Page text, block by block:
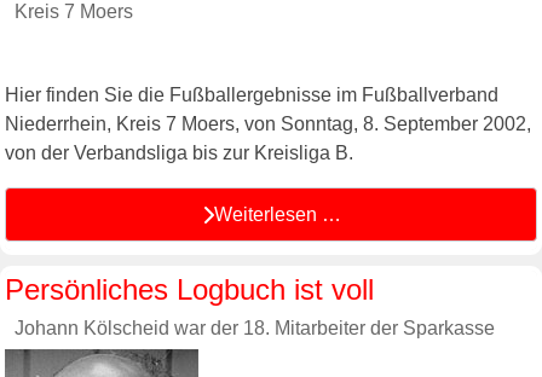
Kreis 7 Moers
Hier finden Sie die Fußballergebnisse im Fußballverband
Niederrhein, Kreis 7 Moers, von Sonntag, 8. September 2002,
von der Verbandsliga bis zur Kreisliga B.
Weiterlesen …
Persönliches Logbuch ist voll
Johann Kölscheid war der 18. Mitarbeiter der Sparkasse